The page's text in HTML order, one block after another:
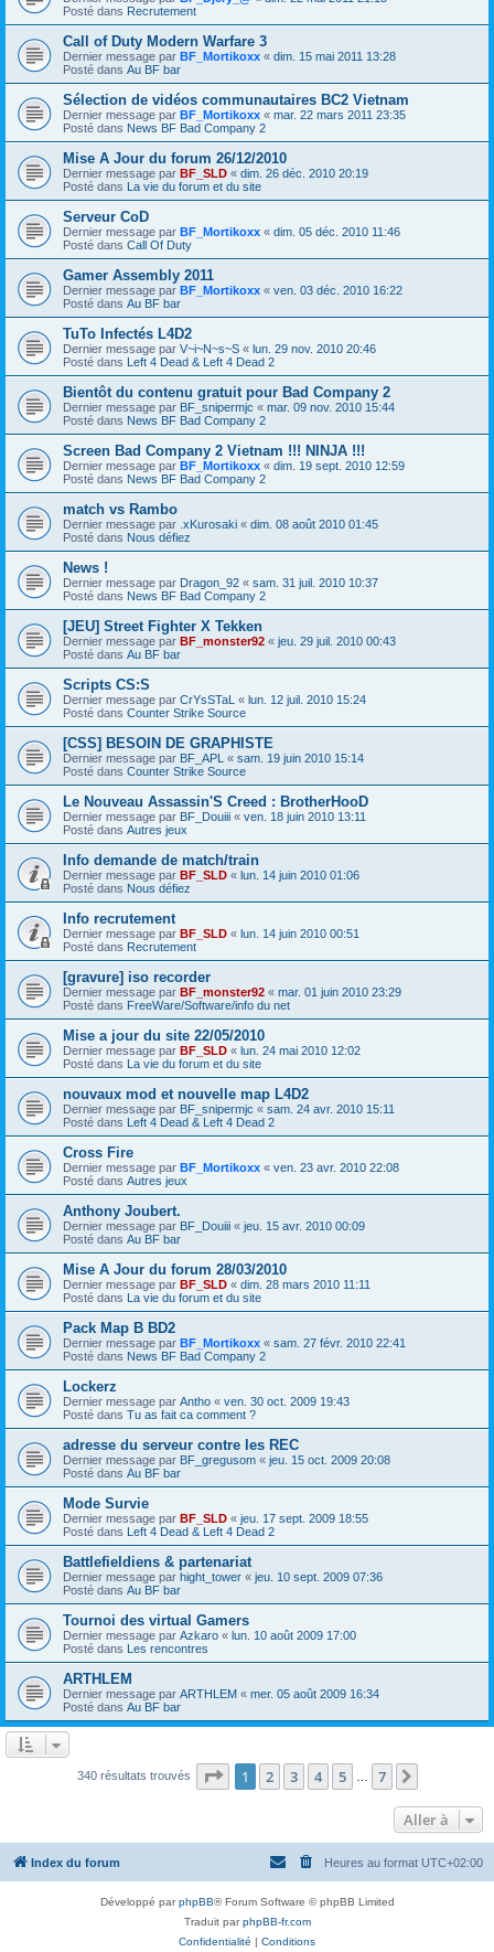
Posté dans Recrutement
Call of Duty Modern Warfare 3
Dernier message par BF_Mortikoxx « dim. 15 mai 2011 13:28
Posté dans Au BF bar
Sélection de vidéos communautaires BC2 Vietnam
Dernier message par BF_Mortikoxx « mar. 22 mars 2011 23:35
Posté dans News BF Bad Company 2
Mise A Jour du forum 26/12/2010
Dernier message par BF_SLD « dim. 26 déc. 2010 20:19
Posté dans La vie du forum et du site
Serveur CoD
Dernier message par BF_Mortikoxx « dim. 05 déc. 2010 11:46
Posté dans Call Of Duty
Gamer Assembly 2011
Dernier message par BF_Mortikoxx « ven. 03 déc. 2010 16:22
Posté dans Au BF bar
TuTo Infectés L4D2
Dernier message par V~i~N~s~S « lun. 29 nov. 2010 20:46
Posté dans Left 4 Dead & Left 4 Dead 2
Bientôt du contenu gratuit pour Bad Company 2
Dernier message par BF_snipermjc « mar. 09 nov. 2010 15:44
Posté dans News BF Bad Company 2
Screen Bad Company 2 Vietnam !!! NINJA !!!
Dernier message par BF_Mortikoxx « dim. 19 sept. 2010 12:59
Posté dans News BF Bad Company 2
match vs Rambo
Dernier message par .xKurosaki « dim. 08 août 2010 01:45
Posté dans Nous défiez
News !
Dernier message par Dragon_92 « sam. 31 juil. 2010 10:37
Posté dans News BF Bad Company 2
[JEU] Street Fighter X Tekken
Dernier message par BF_monster92 « jeu. 29 juil. 2010 00:43
Posté dans Au BF bar
Scripts CS:S
Dernier message par CrYsSTaL « lun. 12 juil. 2010 15:24
Posté dans Counter Strike Source
[CSS] BESOIN DE GRAPHISTE
Dernier message par BF_APL « sam. 19 juin 2010 15:14
Posté dans Counter Strike Source
Le Nouveau Assassin'S Creed : BrotherHooD
Dernier message par BF_Douiii « ven. 18 juin 2010 13:11
Posté dans Autres jeux
Info demande de match/train
Dernier message par BF_SLD « lun. 14 juin 2010 01:06
Posté dans Nous défiez
Info recrutement
Dernier message par BF_SLD « lun. 14 juin 2010 00:51
Posté dans Recrutement
[gravure] iso recorder
Dernier message par BF_monster92 « mar. 01 juin 2010 23:29
Posté dans FreeWare/Software/info du net
Mise a jour du site 22/05/2010
Dernier message par BF_SLD « lun. 24 mai 2010 12:02
Posté dans La vie du forum et du site
nouvaux mod et nouvelle map L4D2
Dernier message par BF_snipermjc « sam. 24 avr. 2010 15:11
Posté dans Left 4 Dead & Left 4 Dead 2
Cross Fire
Dernier message par BF_Mortikoxx « ven. 23 avr. 2010 22:08
Posté dans Autres jeux
Anthony Joubert.
Dernier message par BF_Douiii « jeu. 15 avr. 2010 00:09
Posté dans Au BF bar
Mise A Jour du forum 28/03/2010
Dernier message par BF_SLD « dim. 28 mars 2010 11:11
Posté dans La vie du forum et du site
Pack Map B BD2
Dernier message par BF_Mortikoxx « sam. 27 févr. 2010 22:41
Posté dans News BF Bad Company 2
Lockerz
Dernier message par Antho « ven. 30 oct. 2009 19:43
Posté dans Tu as fait ca comment ?
adresse du serveur contre les REC
Dernier message par BF_gregusom « jeu. 15 oct. 2009 20:08
Posté dans Au BF bar
Mode Survie
Dernier message par BF_SLD « jeu. 17 sept. 2009 18:55
Posté dans Left 4 Dead & Left 4 Dead 2
Battlefieldiens & partenariat
Dernier message par hight_tower « jeu. 10 sept. 2009 07:36
Posté dans Au BF bar
Tournoi des virtual Gamers
Dernier message par Azkaro « lun. 10 août 2009 17:00
Posté dans Les rencontres
ARTHLEM
Dernier message par ARTHLEM « mer. 05 août 2009 16:34
Posté dans Au BF bar
340 résultats trouvés Page 1sur7
1 2 3 4 5 7
Aller à
Index du forum Heures au format UTC+02:00
Développé parphpBB® Forum Software © phpBB Limited
Traduit parphpBB-fr.com
Confidentialité | Conditions